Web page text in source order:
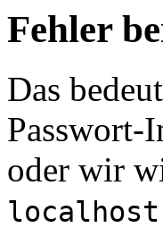
Fehler
Das
oder wir
localhost